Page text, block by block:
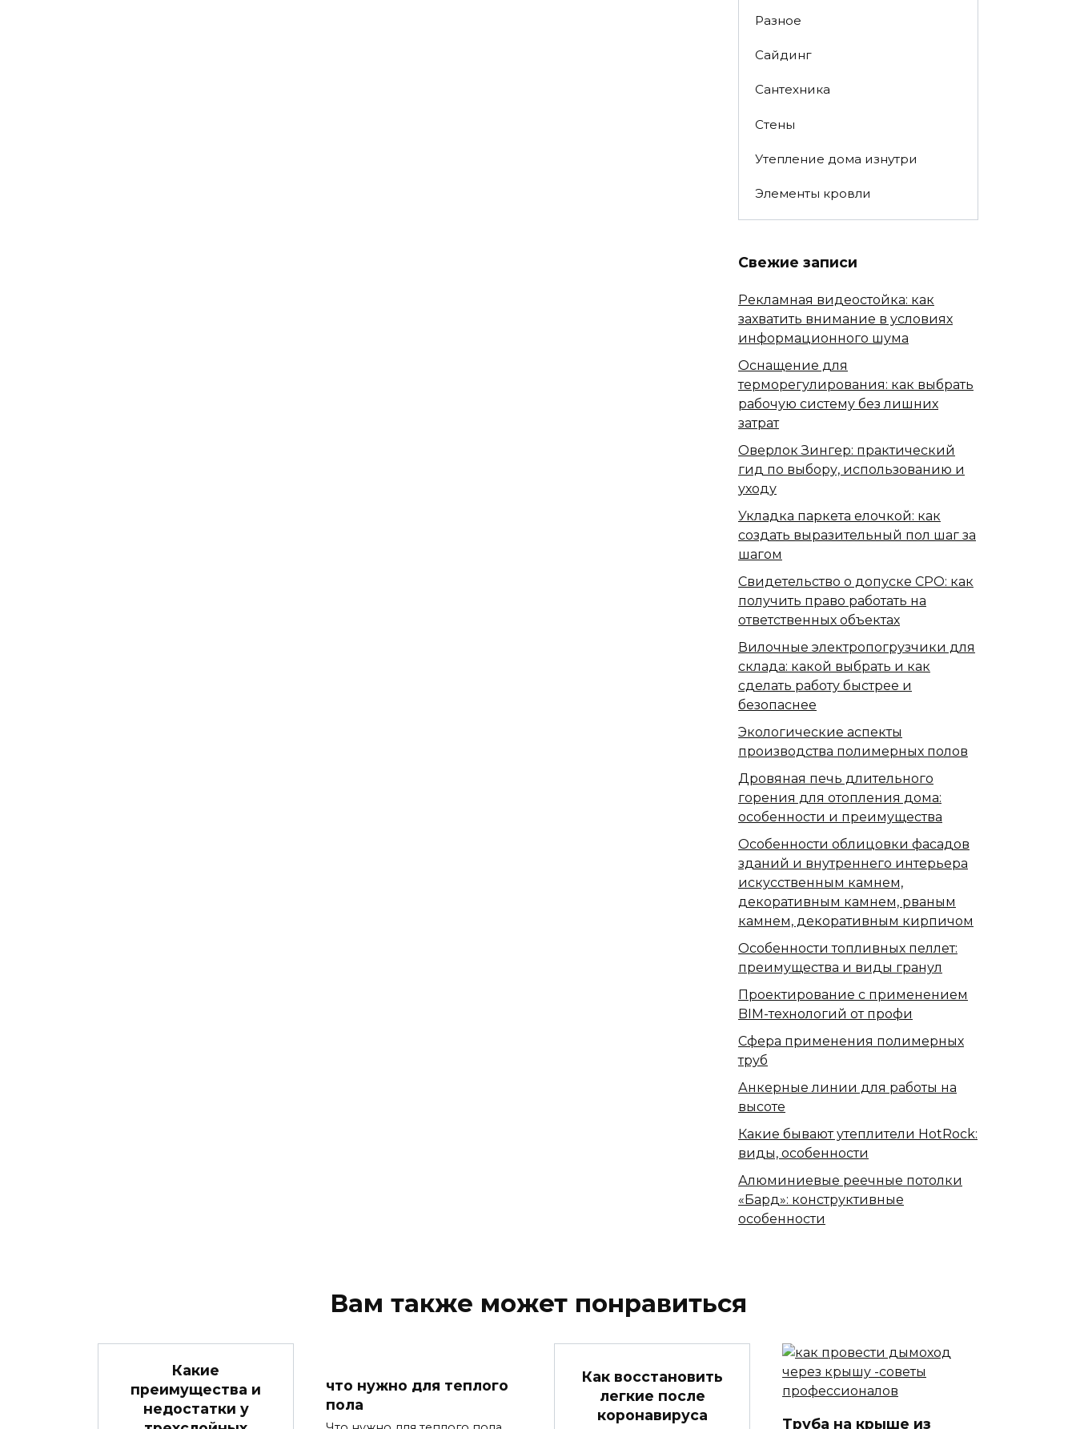
Разное
Сайдинг
Сантехника
Стены
Утепление дома изнутри
Элементы кровли
Свежие записи
Рекламная видеостойка: как
захватить внимание в условиях
информационного шума
Оснащение для
терморегулирования: как выбрать
рабочую систему без лишних
затрат
Оверлок Зингер: практический
гид по выбору, использованию и
уходу
Укладка паркета елочкой: как
создать выразительный пол шаг за
шагом
Свидетельство о допуске СРО: как
получить право работать на
ответственных объектах
Вилочные электропогрузчики для
склада: какой выбрать и как
сделать работу быстрее и
безопаснее
Экологические аспекты
производства полимерных полов
Дровяная печь длительного
горения для отопления дома:
особенности и преимущества
Особенности облицовки фасадов
зданий и внутреннего интерьера
искусственным камнем,
декоративным камнем, рваным
камнем, декоративным кирпичом
Особенности топливных пеллет:
преимущества и виды гранул
Проектирование с применением
BIM-технологий от профи
Сфера применения полимерных
труб
Анкерные линии для работы на
высоте
Какие бывают утеплители HotRock:
виды, особенности
Алюминиевые реечные потолки
«Бард»: конструктивные
особенности
Вам также может понравиться
Какие
преимущества и
недостатки у
что нужно для теплого
пола
Как восстановить
легкие после
коронавируса
Труба на крыше из